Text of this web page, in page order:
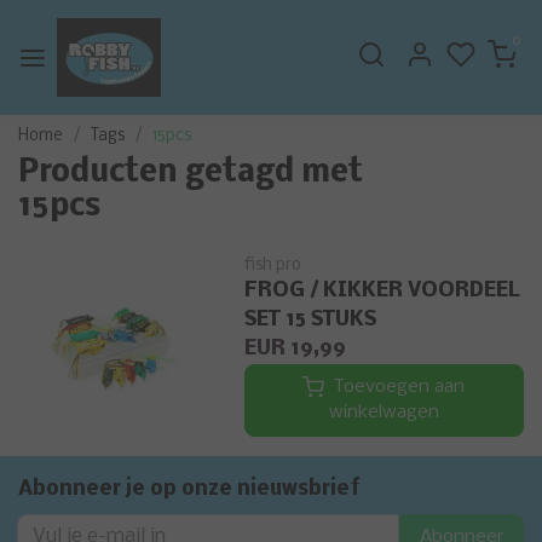
0
Home Tags 15pcs
Producten getagd met
15pcs
fish pro
FROG / KIKKER VOORDEEL
SET 15 STUKS
EUR 19,99
Toevoegen aan
winkelwagen
Abonneer je op onze nieuwsbrief
Abonneer